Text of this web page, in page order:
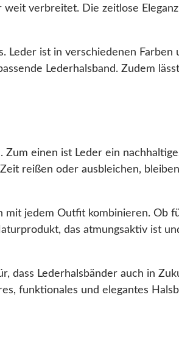
verbreitet. Die zeitlose
ist in verschiedenen
Lederhalsband. Zudem
einen ist Leder ein
reißen oder ausbleichen,
jedem Outfit kombinieren. Ob
das atmungsaktiv ist
dass Lederhalsbänder auch in
funktionales und elegantes